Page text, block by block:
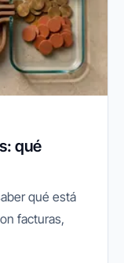
qué
qué está
facturas,